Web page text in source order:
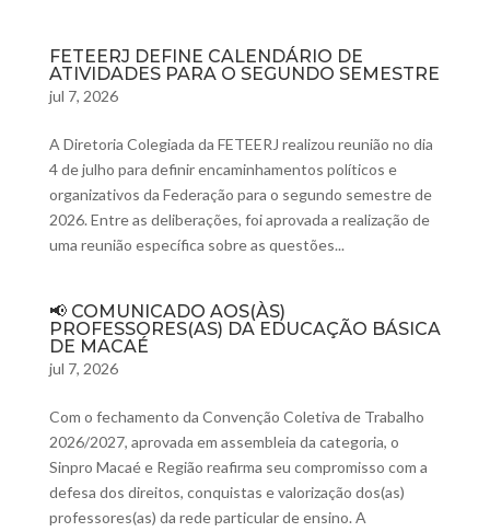
FETEERJ DEFINE CALENDÁRIO DE
ATIVIDADES PARA O SEGUNDO SEMESTRE
jul 7, 2026
A Diretoria Colegiada da FETEERJ realizou reunião no dia
4 de julho para definir encaminhamentos políticos e
organizativos da Federação para o segundo semestre de
2026. Entre as deliberações, foi aprovada a realização de
uma reunião específica sobre as questões...
📢 COMUNICADO AOS(ÀS)
PROFESSORES(AS) DA EDUCAÇÃO BÁSICA
DE MACAÉ
jul 7, 2026
Com o fechamento da Convenção Coletiva de Trabalho
2026/2027, aprovada em assembleia da categoria, o
Sinpro Macaé e Região reafirma seu compromisso com a
defesa dos direitos, conquistas e valorização dos(as)
professores(as) da rede particular de ensino. A